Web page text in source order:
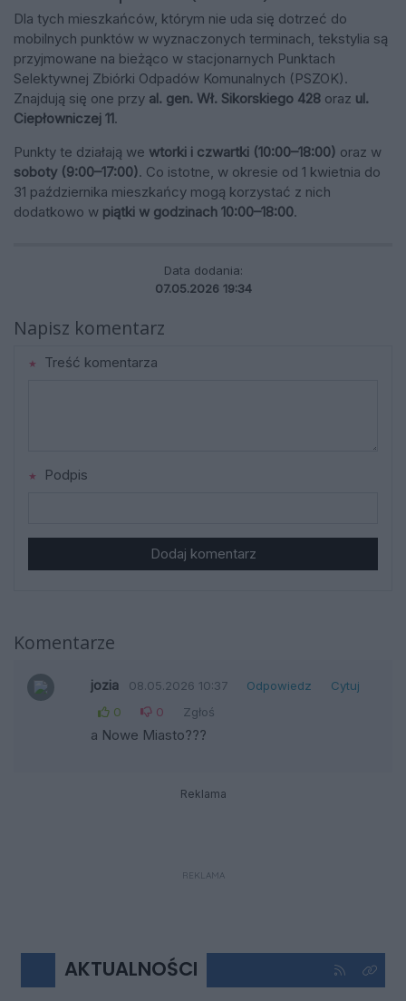
Dla tych mieszkańców, którym nie uda się dotrzeć do
mobilnych punktów w wyznaczonych terminach, tekstylia są
przyjmowane na bieżąco w stacjonarnych Punktach
Selektywnej Zbiórki Odpadów Komunalnych (PSZOK).
Znajdują się one przy al. gen. Wł. Sikorskiego 428 oraz ul.
Ciepłowniczej 11.
Punkty te działają we wtorki i czwartki (10:00–18:00) oraz w
soboty (9:00–17:00). Co istotne, w okresie od 1 kwietnia do
31 października mieszkańcy mogą korzystać z nich
dodatkowo w piątki w godzinach 10:00–18:00.
Data dodania:
07.05.2026 19:34
Napisz komentarz
Treść komentarza
Podpis
Dodaj komentarz
Komentarze
jozia 08.05.2026 10:37 Odpowiedz
Cytuj
0
0 Zgłoś
a Nowe Miasto???
Reklama
REKLAMA
AKTUALNOŚCI Kliknij aby
Kliknij